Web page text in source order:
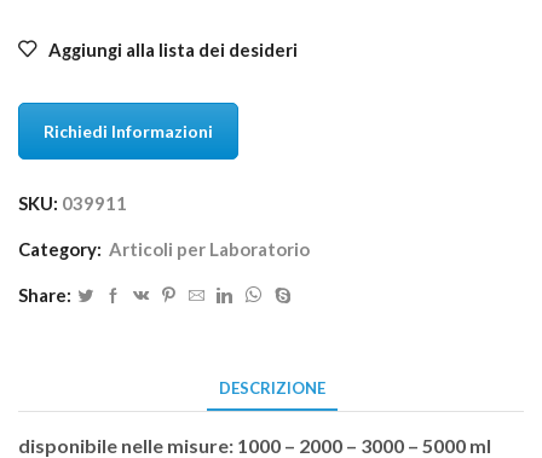
Aggiungi alla lista dei desideri
Richiedi Informazioni
SKU: 039911
Category: Articoli per Laboratorio
Share:
DESCRIZIONE
disponibile nelle misure: 1000 – 2000 – 3000 – 5000 ml